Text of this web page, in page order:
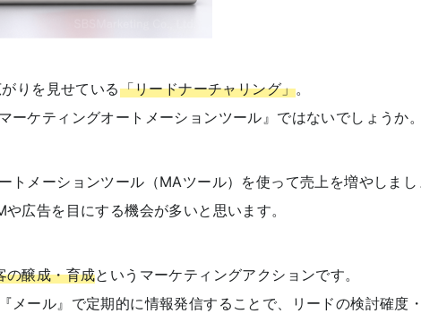
りを見せている「リードナーチャリング」。
ーケティングオートメーションツール』ではないでしょうか
トメーションツール（MAツール）を使って売上を増やしまし
広告を目にする機会が多いと思います。
の醸成・育成というマーケティングアクションです。
メール』で定期的に情報発信することで、リードの検討確度